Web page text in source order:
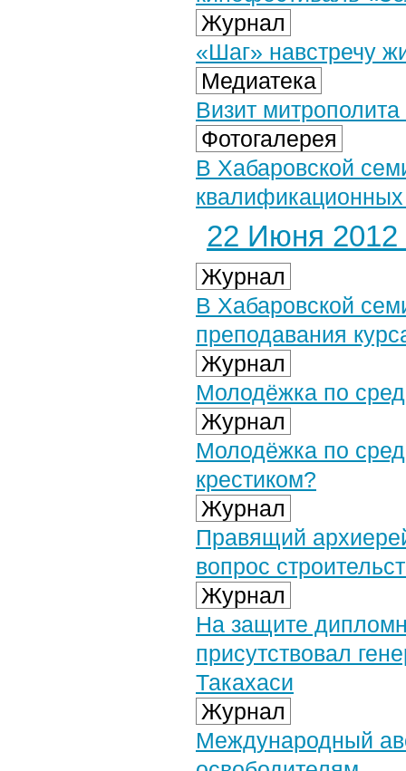
Журнал
«Шаг» навстречу
Медиатека
Визит
Фотогалерея
В Хабаровской
22 Июня 2012
Журнал
В Хабаровской
преподавания
Журнал
Молодёжка по
Журнал
Молодёжка по
крестиком?
Журнал
Правящий
вопрос
Журнал
На защите
присутствовал
Такахаси
Журнал
Международный